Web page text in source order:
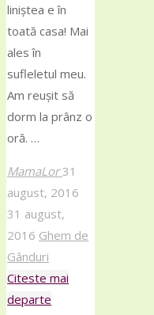
liniștea e în
toată casa! Mai
ales în
sufleletul meu.
Am reușit să
dorm la prânz o
oră. …
MamaLor 31
august, 2016
31 august,
2016 Ghem de
Gânduri
Citeste mai
departe